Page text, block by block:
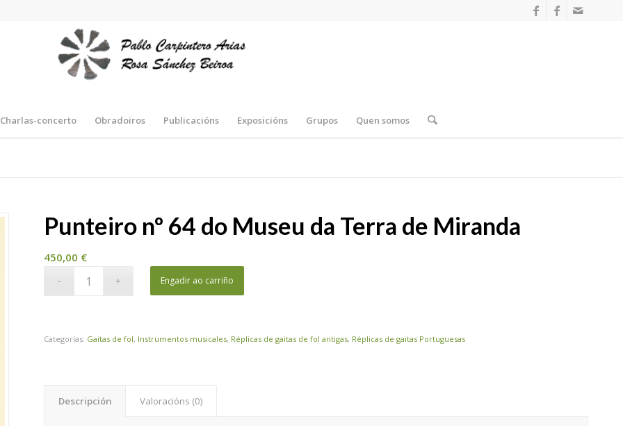
Charlas-concerto Obradoiros Publicacións Exposicións Grupos Quen somos
Punteiro nº 64 do Museu da Terra de Miranda
450,00 €
Engadir ao carriño
Categorías: Gaitas de fol, Instrumentos musicales, Réplicas de gaitas de fol antigas, Réplicas de gaitas Portuguesas
Descripción Valoracións (0)